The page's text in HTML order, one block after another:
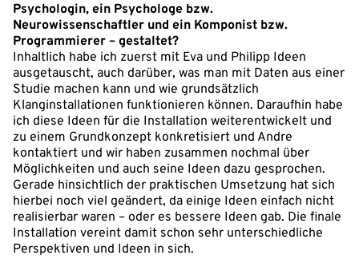
Psychologin, ein Psychologe bzw.
Neurowissenschaftler und ein Komponist bzw.
Programmierer – gestaltet?
Inhaltlich habe ich zuerst mit Eva und Philipp Ideen
ausgetauscht, auch darüber, was man mit Daten aus einer
Studie machen kann und wie grundsätzlich
Klanginstallationen funktionieren können. Daraufhin habe
ich diese Ideen für die Installation weiterentwickelt und
zu einem Grundkonzept konkretisiert und Andre
kontaktiert und wir haben zusammen nochmal über
Möglichkeiten und auch seine Ideen dazu gesprochen.
Gerade hinsichtlich der praktischen Umsetzung hat sich
hierbei noch viel geändert, da einige Ideen einfach nicht
realisierbar waren – oder es bessere Ideen gab. Die finale
Installation vereint damit schon sehr unterschiedliche
Perspektiven und Ideen in sich.